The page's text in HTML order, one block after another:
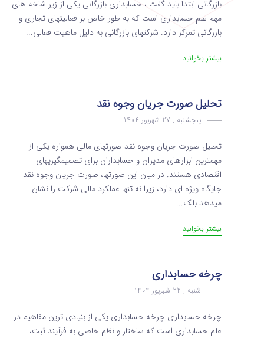
بازرگانی ابتدا باید گفت ، حسابداری بازرگانی یکی از زیر شاخه‌ های
مهم علم حسابداری است که به طور خاص بر فعالیتهای تجاری و
بازرگانی تمرکز دارد. شرکتهای بازرگانی به دلیل ماهیت فعالی...
بیشتر بخوانید
تحلیل صورت جریان وجوه نقد
پنجشنبه , 27 شهریور 1404
تحلیل صورت جریان وجوه نقد صورتهای مالی همواره یکی از
مهمترین ابزارهای مدیران و حسابداران برای تصمیمگیریهای
اقتصادی هستند. در میان این صورتها، صورت جریان وجوه نقد
جایگاه ویژه ای دارد، زیرا نه تنها عملکرد مالی شرکت را نشان
میدهد بلک...
بیشتر بخوانید
چرخه حسابداری
شنبه , 22 شهریور 1404
چرخه حسابداری چرخه حسابداری یکی از بنیادی ترین مفاهیم در
علم حسابداری است که ساختار و نظم خاصی به فرآیند ثبت،